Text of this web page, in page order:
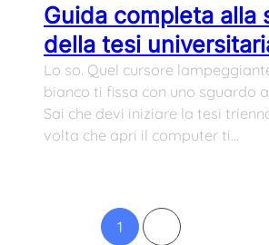
Guida completa alla
della tesi
Lo so. Quel cursore
bianco ti fissa con uno sguardo
Sai che devi iniziare la tesi
volta che apri il computer ti…
1